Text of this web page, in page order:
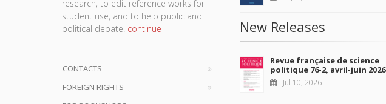
research, to edit reference works for
student use, and to help public and
political debate. continue
CONTACTS
FOREIGN RIGHTS
New Releases
Revue française de science
politique 76-2, avril-juin 2026
Jul 10, 2026